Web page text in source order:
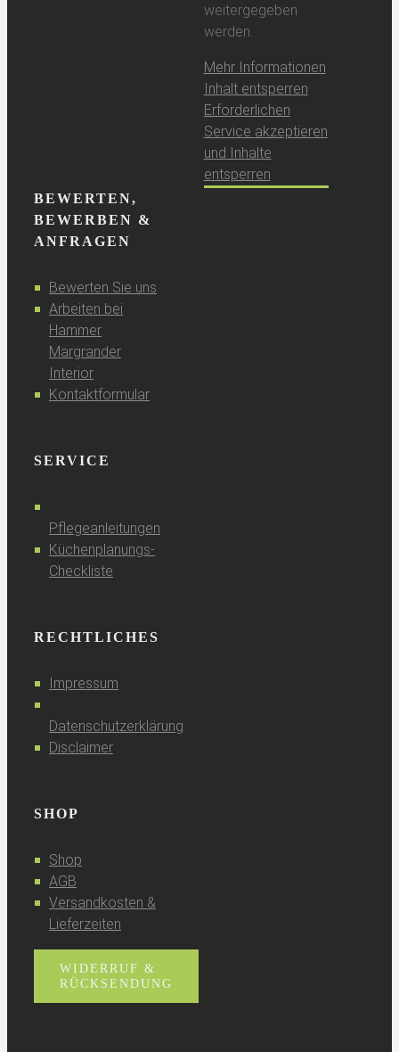
weitergegeben
werden.
Mehr Informationen
Inhalt entsperren
Erforderlichen
Service akzeptieren
und Inhalte
entsperren
BEWERTEN,
BEWERBEN &
ANFRAGEN
Bewerten Sie uns
Arbeiten bei
Hammer
Margrander
Interior
Kontaktformular
SERVICE
Pflegeanleitungen
Küchenplanungs-
Checkliste
RECHTLICHES
Impressum
Datenschutzerklärung
Disclaimer
SHOP
Shop
AGB
Versandkosten &
Lieferzeiten
WIDERRUF &
RÜCKSENDUNG